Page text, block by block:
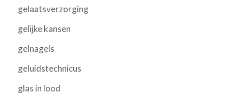
gelaatsverzorging
gelijke kansen
gelnagels
geluidstechnicus
glas in lood